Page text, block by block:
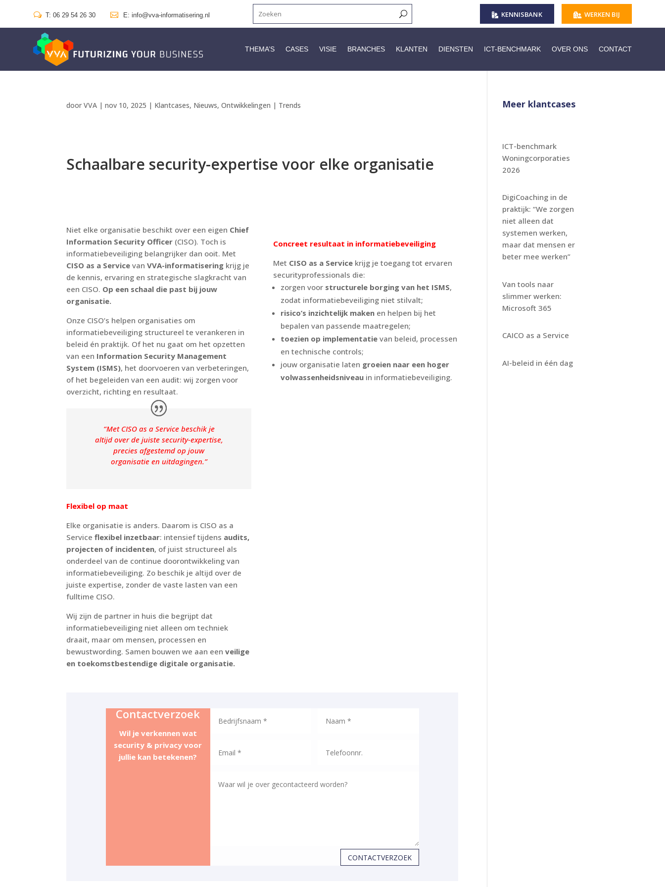
w T: 06 29 54 26 30  E: info@vva-informatisering.nl KENNISBANK WERKEN BIJ
THEMA’S CASES VISIE BRANCHES KLANTEN DIENSTEN ICT-BENCHMARK OVER ONS CONTACT
doorVVA |nov 10, 2025 | Klantcases, Nieuws,Ontwikkelingen | Trends
Schaalbare security-expertise voor elke organisatie
Niet elke organisatie beschikt over een eigen Chief
Information Security Officer (CISO). Toch is
informatiebeveiliging belangrijker dan ooit. Met
CISO as a Service vanVVA-informatisering krijg je
de kennis, ervaring en strategische slagkracht van
een CISO. Op een schaal die past bij jouw
organisatie.
Onze CISO’s helpen organisaties om
informatiebeveiliging structureel te verankeren in
beleid én praktijk. Of het nu gaat om het opzetten
van een Information Security Management
System (ISMS), het doorvoeren van verbeteringen,
of het begeleiden van een audit: wij zorgen voor
overzicht, richting en resultaat.
“Met CISO as a Service beschik je
altijd overde juiste security-expertise,
precies afgestemd op jouw
organisatie en uitdagingen.”
Flexibel op maat
Elke organisatie is anders. Daarom is CISO as a
Serviceflexibel inzetbaar: intensief tijdens audits,
projecten of incidenten, of juist structureel als
onderdeel van de continue doorontwikkeling van
informatiebeveiliging. Zo beschik je altijd over de
juiste expertise, zonder de vaste lasten van een
fulltime CISO.
Wij zijn de partner in huis die begrijpt dat
informatiebeveiliging niet alleen om techniek
draait, maar om mensen, processen en
bewustwording. Samen bouwen we aan eenveilige
en toekomstbestendige digitale organisatie.
Concreet resultaat in informatiebeveiliging
Met CISO as a Servicekrijg je toegang tot ervaren
securityprofessionals die:
zorgen voor structurele borging van het ISMS,
zodat informatiebeveiliging niet stilvalt;
risico’s inzichtelijk makenen helpen bij het
bepalen van passende maatregelen;
toezien op implementatievan beleid, processen
en technische controls;
jouw organisatie laten groeien naar een hoger
volwassenheidsniveauin informatiebeveiliging.
Contactverzoek
Wil je verkennen wat
security & privacy voor
jullie kan betekenen?
CONTACTVERZOEK
Meer klantcases
ICT-benchmark
Woningcorporaties
2026
DigiCoaching in de
praktijk: “We zorgen
niet alleen dat
systemen werken,
maar dat mensen er
beter mee werken”
Van tools naar
slimmer werken:
Microsoft 365
CAICO as a Service
AI-beleid in één dag